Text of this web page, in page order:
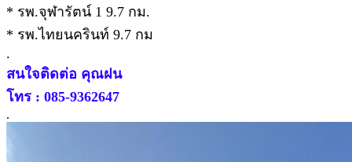
* รพ.จุฬารัตน์ 1 9.7 กม.
* รพ.ไทยนครินท์ 9.7 กม
.
สนใจติดต่อ คุณฝน
โทร : 085-9362647
.